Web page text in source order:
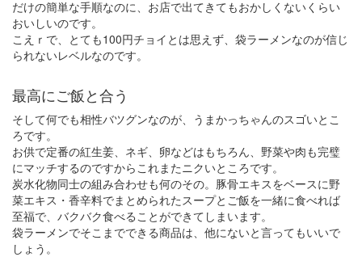
だけの簡単な手順なのに、お店で出てきてもおかしくないくらい
おいしいのです。
こえｒで、とても100円チョイとは思えず、袋ラーメンなのが信じ
られないレベルなのです。
最高にご飯と合う
そして何でも相性バツグンなのが、うまかっちゃんのスゴいとこ
ろです。
お供で定番の紅生姜、ネギ、卵などはもちろん、野菜や肉も完璧
にマッチするのですからこれまたニクいところです。
炭水化物同士の組み合わせも何のその。豚骨エキスをベースに野
菜エキス・香辛料でまとめられたスープとご飯を一緒に食べれば
至福で、バクバク食べることができてしまいます。
袋ラーメンでそこまでできる商品は、他にないと言ってもいいで
しょう。